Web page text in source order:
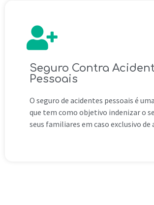
Seguro Contra
Pessoais
O seguro de acidentes pessoais é
que tem como objetivo indenizar o
seus familiares em caso exclusivo de